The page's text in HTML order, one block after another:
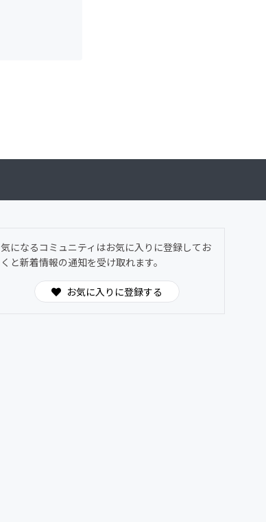
気になるコミュニティはお気に入りに登録してお
くと新着情報の通知を受け取れます。
お気に入りに登録する